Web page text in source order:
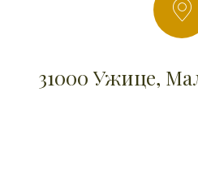
31000 Ужице,